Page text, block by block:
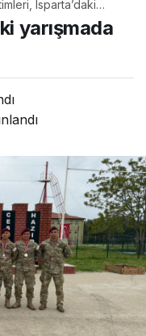
Isparta’daki
ikinci ve üçüncü
yarışmada